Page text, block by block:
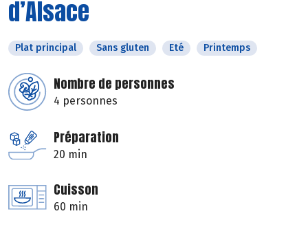
d’Alsace
Plat principal Sans gluten Eté Printemps
Nombre de personnes
4 personnes
Préparation
20 min
Cuisson
60 min